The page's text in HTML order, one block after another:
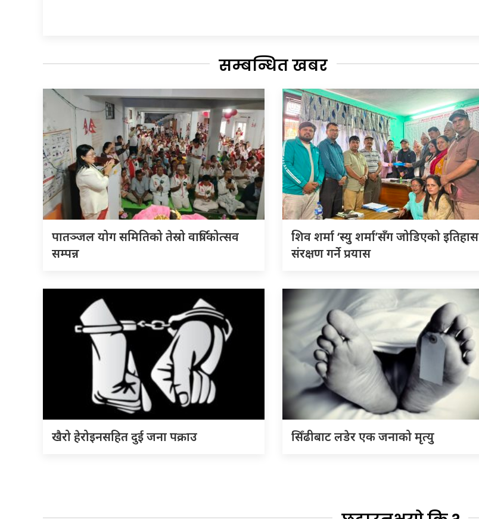
सम्बन्धित खबर
पातञ्जल योग समितिको तेस्रो वार्षिकोत्सव
सम्पन्न
शिव शर्मा ‘स्यु शर्मा’सँग जोडिएको इतिहास
संरक्षण गर्ने प्रयास
खैरो हेरोइनसहित दुई जना पक्राउ सिँढीबाट लडेर एक जनाको मृत्यु